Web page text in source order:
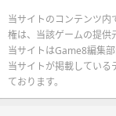
当サイトのコンテンツ
権は、当該ゲームの提供
当サイトはGame8編集
当サイトが掲載してい
ております。